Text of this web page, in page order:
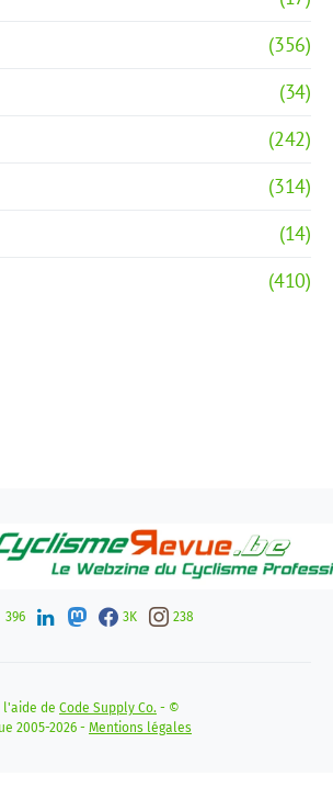
(356)
(34)
(242)
(314)
(14)
(410)
396 3K 238
l'aide de Code Supply Co. - ©
2005-2026 - Mentions légales